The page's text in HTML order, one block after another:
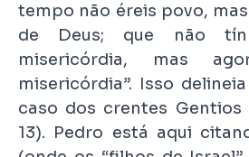
tempo não éreis povo,
de Deus; que não
misericórdia, mas
misericórdia”. Isso
caso dos crentes Gentios
13). Pedro está aqui